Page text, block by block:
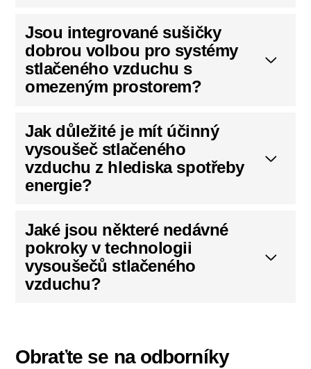
Jsou integrované sušičky
dobrou volbou pro systémy
stlačeného vzduchu s
omezeným prostorem?
Jak důležité je mít účinný
vysoušeč stlačeného
vzduchu z hlediska spotřeby
energie?
Jaké jsou některé nedávné
pokroky v technologii
vysoušečů stlačeného
vzduchu?
Obraťte se na odborníky